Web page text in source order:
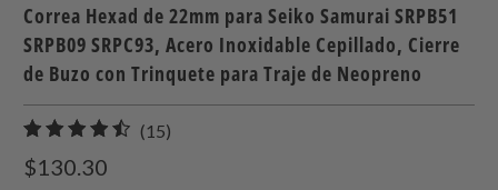
Correa Hexad de 22mm para Seiko Samurai SRPB51
SRPB09 SRPC93, Acero Inoxidable Cepillado, Cierre
de Buzo con Trinquete para Traje de Neopreno
(15)
$130.30